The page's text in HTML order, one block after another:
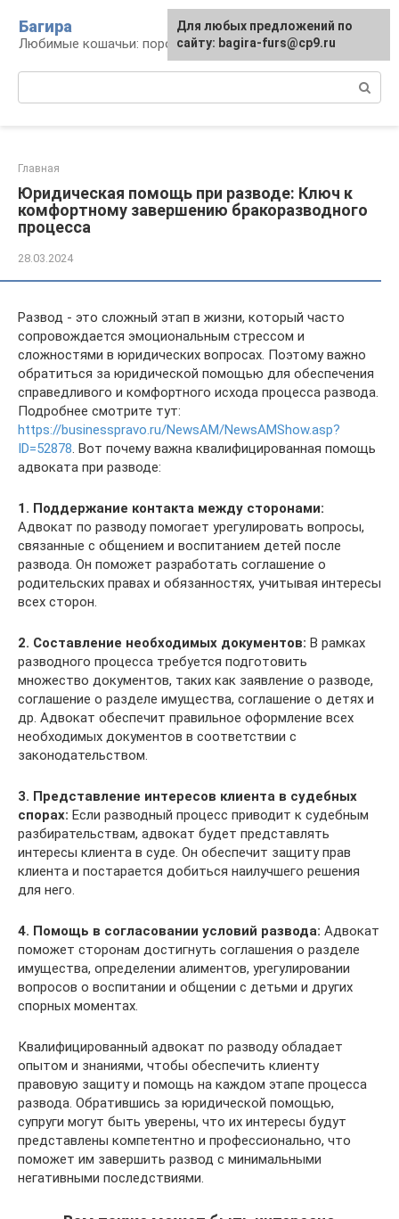
контенту
Багира
Любимые кошачьи: породы, содержание, уход
Главная
Юридическая помощь при разводе: Ключ к
комфортному завершению бракоразводного
процесса
28.03.2024
Развод - это сложный этап в жизни, который часто
сопровождается эмоциональным стрессом и
сложностями в юридических вопросах. Поэтому важно
обратиться за юридической помощью для обеспечения
справедливого и комфортного исхода процесса развода.
Подробнее смотрите тут:
https://businesspravo.ru/NewsAM/NewsAMShow.asp?
ID=52878. Вот почему важна квалифицированная помощь
адвоката при разводе:
1. Поддержание контакта между сторонами:
Адвокат по разводу помогает урегулировать вопросы,
связанные с общением и воспитанием детей после
развода. Он поможет разработать соглашение о
родительских правах и обязанностях, учитывая интересы
всех сторон.
2. Составление необходимых документов: В рамках
разводного процесса требуется подготовить
множество документов, таких как заявление о разводе,
соглашение о разделе имущества, соглашение о детях и
др. Адвокат обеспечит правильное оформление всех
необходимых документов в соответствии с
законодательством.
3. Представление интересов клиента в судебных
спорах: Если разводный процесс приводит к судебным
разбирательствам, адвокат будет представлять
интересы клиента в суде. Он обеспечит защиту прав
клиента и постарается добиться наилучшего решения
для него.
4. Помощь в согласовании условий развода: Адвокат
поможет сторонам достигнуть соглашения о разделе
имущества, определении алиментов, урегулировании
вопросов о воспитании и общении с детьми и других
спорных моментах.
Квалифицированный адвокат по разводу обладает
опытом и знаниями, чтобы обеспечить клиенту
правовую защиту и помощь на каждом этапе процесса
развода. Обратившись за юридической помощью,
супруги могут быть уверены, что их интересы будут
представлены компетентно и профессионально, что
поможет им завершить развод с минимальными
негативными последствиями.
Для любых предложений по
сайту: bagira-furs@cp9.ru